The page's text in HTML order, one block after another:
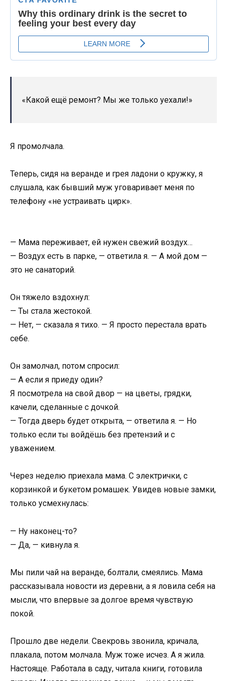
«Какой ещё ремонт? Мы же только уехали!»
Я промолчала.
Теперь, сидя на веранде и грея ладони о кружку, я
слушала, как бывший муж уговаривает меня по
телефону «не устраивать цирк».
— Мама переживает, ей нужен свежий воздух…
— Воздух есть в парке, — ответила я. — А мой дом —
это не санаторий.
Он тяжело вздохнул:
— Ты стала жестокой.
— Нет, — сказала я тихо. — Я просто перестала врать
себе.
Он замолчал, потом спросил:
— А если я приеду один?
Я посмотрела на свой двор — на цветы, грядки,
качели, сделанные с дочкой.
— Тогда дверь будет открыта, — ответила я. — Но
только если ты войдёшь без претензий и с
уважением.
Через неделю приехала мама. С электрички, с
корзинкой и букетом ромашек. Увидев новые замки,
только усмехнулась:
— Ну наконец-то?
— Да, — кивнула я.
Мы пили чай на веранде, болтали, смеялись. Мама
рассказывала новости из деревни, а я ловила себя на
мысли, что впервые за долгое время чувствую
покой.
Прошло две недели. Свекровь звонила, кричала,
плакала, потом молчала. Муж тоже исчез. А я жила.
Настояще. Работала в саду, читала книги, готовила